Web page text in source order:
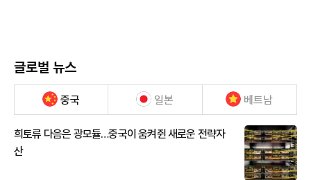
글로벌 뉴스
중국 일본 베트남
희토류 다음은 광모듈…중국이 움켜쥔 새로운 전략자
산